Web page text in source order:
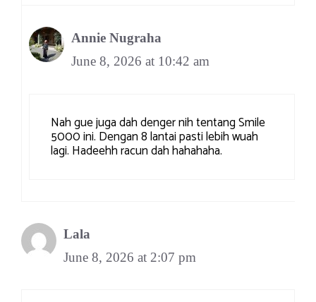
Annie Nugraha
June 8, 2026 at 10:42 am
Nah gue juga dah denger nih tentang Smile
5000 ini. Dengan 8 lantai pasti lebih wuah
lagi. Hadeehh racun dah hahahaha.
Lala
June 8, 2026 at 2:07 pm